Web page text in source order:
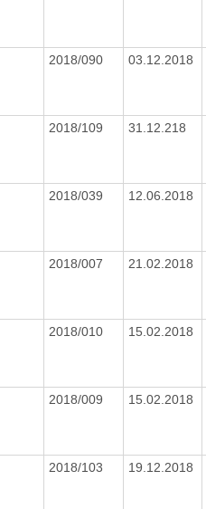
2018/090 03.12.2018
2018/109 31.12.218
2018/039 12.06.2018
2018/007 21.02.2018
2018/010 15.02.2018
2018/009 15.02.2018
2018/103 19.12.2018